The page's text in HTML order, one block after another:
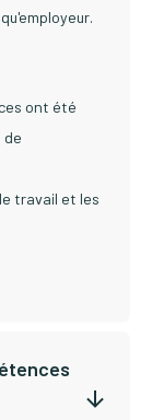
ont été
de
travail et les